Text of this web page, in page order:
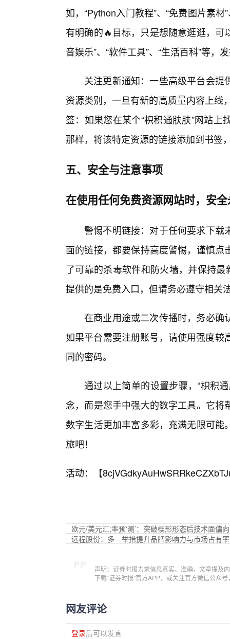
如，“Python入门教程”、“免费图片素
有明确的🔥目标，只是想随意逛逛，可
音娱乐”、“软件工具”、“生活百科”等，
关注更新通知：一些高级平台会
资源类别，一旦有新的高质量内容上线
签：如果您在某个“枳积通肤肤”网站
那样，将该特定资源的链接添加到书签
五、安全与注意事项
在使用任何免费资源网站时，安
警惕不明链接：对于任何要求下载
面的链接，都要保持高度警惕，谨慎
了可靠的杀毒软件和防火墙，并保持
提供的是免费入口，但请务必遵守相关
在商业用途或二次传播时，务必确
如果平台需要注册账号，请使用强度
同的密码。
通过以上简单的设置步骤，“枳积
念，而是您手中强大的数字工具。它
数字生活更加丰富多彩，充满无限可
旅吧！
活动：【
欧元/美元汇;率预‘测’：突破楔形形态后技术面偏
远程股份：多—举措提升品牌影响力与市场占有率
声明：证券时报力求信息真实、准确，文章提及
下载“证券时报”官方APP，或关注官方微信公众
网友评论
登录后可以发言